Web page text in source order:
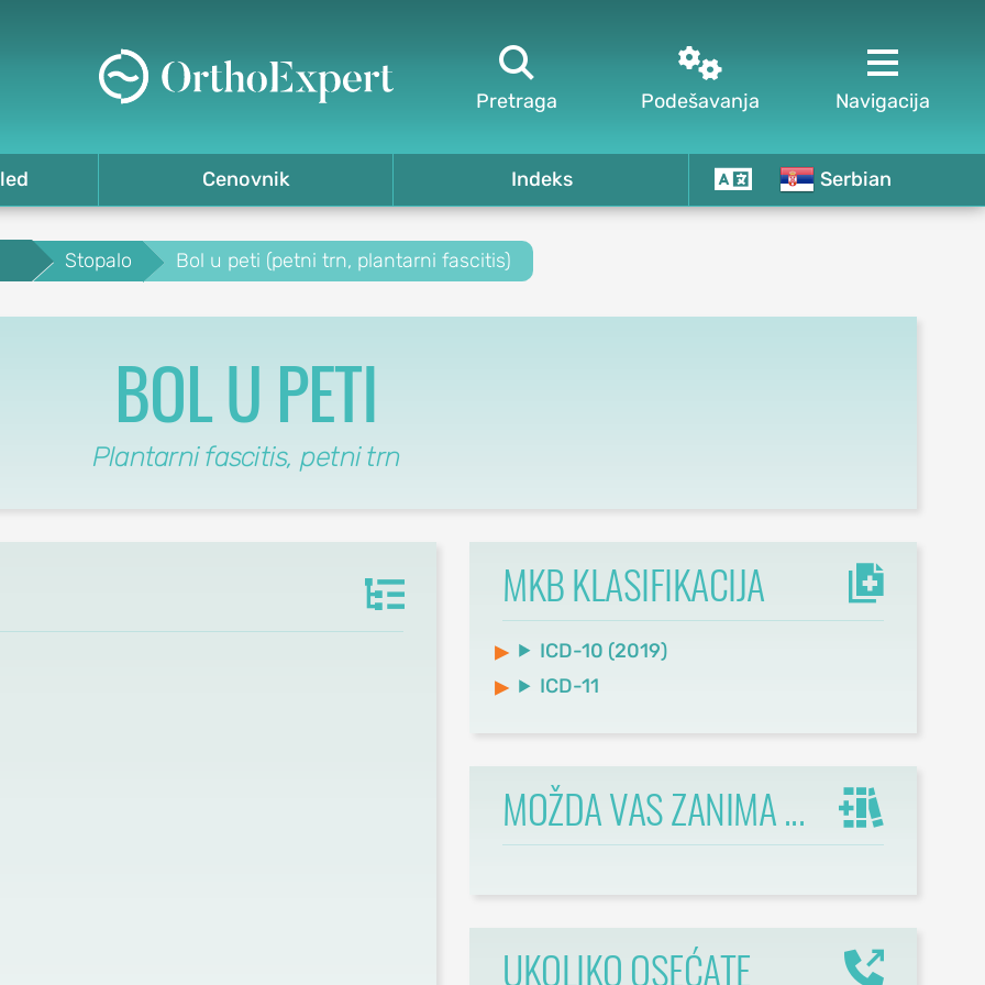

Pretraga

Podešavanja

Navigacija
Cenovnik Indeks Serbian
Stopalo Bol u peti (petni trn, plantarni fascitis)
BOL U PETI
Plantarni fascitis, petni trn
MKB KLASIFIKACIJA
ICD-10 (2019)
ICD-11
MOŽDA VAS ZANIMA ...
UKOLIKO OSEĆATE